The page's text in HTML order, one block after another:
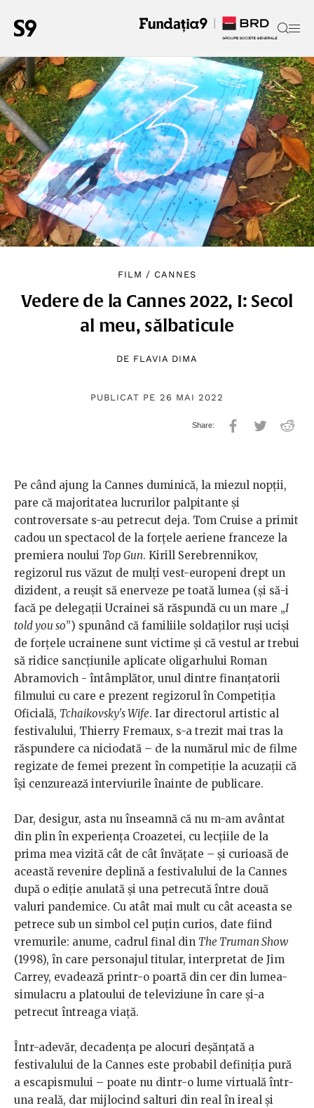
FILM / CANNES
Vedere de la Cannes 2022, I: Secol
al meu, sălbaticule
DE FLAVIA DIMA
PUBLICAT PE 26 MAI 2022
Pe când ajung la Cannes duminică, la miezul nopții,
pare că majoritatea lucrurilor palpitante și
controversate s-au petrecut deja. Tom Cruise a primit
cadou un spectacol de la forțele aeriene franceze la
premiera noului Top Gun. Kirill Serebrennikov,
regizorul rus văzut de mulți vest-europeni drept un
dizident, a reușit să enerveze pe toată lumea (și să-i
facă pe delegații Ucrainei să răspundă cu un mare „I
told you so”) spunând că familiile soldaților ruși uciși
de forțele ucrainene sunt victime și că vestul ar trebui
să ridice sancțiunile aplicate oligarhului Roman
Abramovich - întâmplător, unul dintre finanțatorii
filmului cu care e prezent regizorul în Competiția
Oficială, Tchaikovsky's Wife. Iar directorul artistic al
festivalului, Thierry Fremaux, s-a trezit mai tras la
răspundere ca niciodată – de la numărul mic de filme
regizate de femei prezent în competiție la acuzații că
își cenzurează interviurile înainte de publicare.
Dar, desigur, asta nu înseamnă că nu m-am avântat
din plin în experiența Croazetei, cu lecțiile de la
prima mea vizită cât de cât învățate – și curioasă de
această revenire deplină a festivalului de la Cannes
după o ediție anulată și una petrecută între două
valuri pandemice. Cu atât mai mult cu cât aceasta se
petrece sub un simbol cel puțin curios, date fiind
vremurile: anume, cadrul final din The Truman Show
(1998), în care personajul titular, interpretat de Jim
Carrey, evadează printr-o poartă din cer din lumea-
simulacru a platoului de televiziune în care și-a
petrecut întreaga viață.
Într-adevăr, decadența pe alocuri deșănțată a
festivalului de la Cannes este probabil definiția pură
a escapismului – poate nu dintr-o lume virtuală într-
una reală, dar mijlocind salturi din real în ireal și